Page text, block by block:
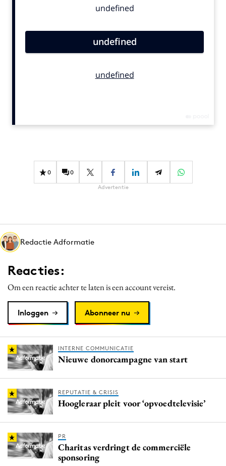
Contentmarketing
Effectiviteit
Gedragsverandering
Martech
Media
Merkstrategie
PR
Programmatic
Reputatie & crisis
0 0
Advertentie
Redactie Adformatie
Reacties:
Om een reactie achter te laten is een account vereist.
Inloggen Abonneer nu
INTERNE COMMUNICATIE
Nieuwe donorcampagne van start
REPUTATIE & CRISIS
Hoogleraar pleit voor ‘opvoedtelevisie’
PR
Charitas verdringt de commerciële
sponsoring